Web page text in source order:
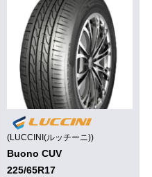
(LUCCINI(ルッチーニ))
Buono CUV
225/65R17